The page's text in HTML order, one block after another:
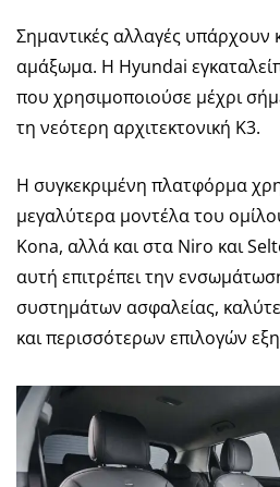
Σημαντικές αλλαγές υπάρχουν
αμάξωμα. Η Hyundai
που χρησιμοποιούσε μέχρι
τη νεότερη αρχιτεκτονική K3.
Η συγκεκριμένη πλατφόρμα
μεγαλύτερα μοντέλα του
Kona, αλλά και στα Niro και
αυτή επιτρέπει την
συστημάτων ασφαλείας,
και περισσότερων επιλογών